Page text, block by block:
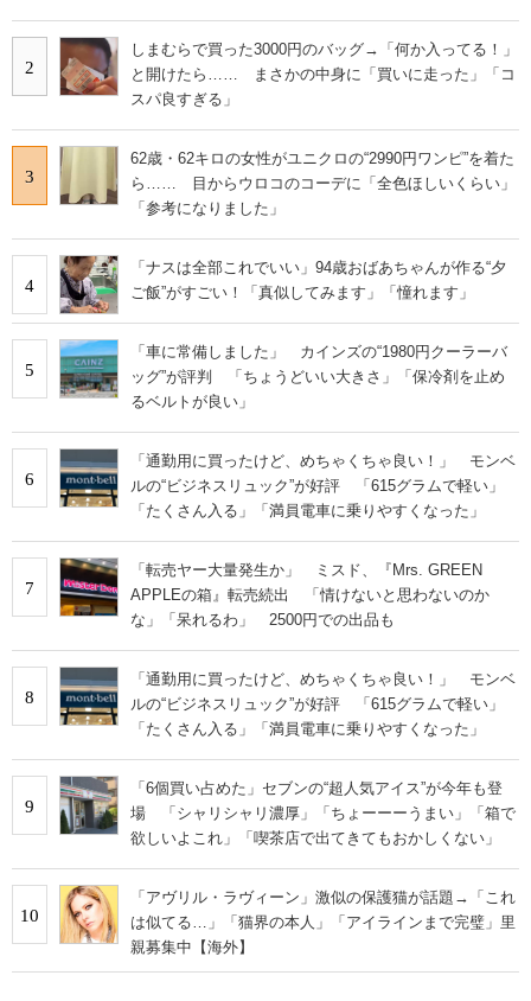
2
しまむらで買った3000円のバッグ→「何か入ってる！」
と開けたら…… まさかの中身に「買いに走った」「コ
スパ良すぎる」
3
62歳・62キロの女性がユニクロの“2990円ワンピ”を着た
ら…… 目からウロコのコーデに「全色ほしいくらい」
「参考になりました」
4
「ナスは全部これでいい」94歳おばあちゃんが作る“夕
ご飯”がすごい！「真似してみます」「憧れます」
5
「車に常備しました」 カインズの“1980円クーラーバ
ッグ”が評判 「ちょうどいい大きさ」「保冷剤を止め
るベルトが良い」
6
「通勤用に買ったけど、めちゃくちゃ良い！」 モンベ
ルの“ビジネスリュック”が好評 「615グラムで軽い」
「たくさん入る」「満員電車に乗りやすくなった」
7
「転売ヤー大量発生か」 ミスド、『Mrs. GREEN
APPLEの箱』転売続出 「情けないと思わないのか
な」「呆れるわ」 2500円での出品も
8
「通勤用に買ったけど、めちゃくちゃ良い！」 モンベ
ルの“ビジネスリュック”が好評 「615グラムで軽い」
「たくさん入る」「満員電車に乗りやすくなった」
9
「6個買い占めた」セブンの“超人気アイス”が今年も登
場 「シャリシャリ濃厚」「ちょーーーうまい」「箱で
欲しいよこれ」「喫茶店で出てきてもおかしくない」
10
「アヴリル・ラヴィーン」激似の保護猫が話題→「これ
は似てる…」「猫界の本人」「アイラインまで完璧」里
親募集中【海外】